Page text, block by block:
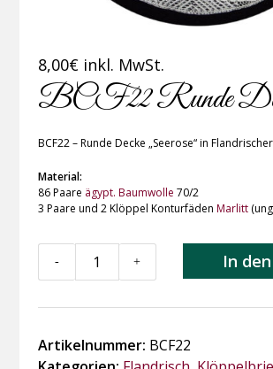
8,00€ inkl. MwSt.
BCF22 Runde
BCF22 – Runde Decke „Seerose“ in
Material:
86 Paare ägypt. Baumwolle 70/2
3 Paare und 2 Klöppel Konturfäden Marlitt
Runde
in
Flandrischer
- + In
Artikelnummer: BCF22